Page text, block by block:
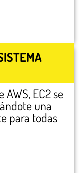
EC2 se
una
para todas